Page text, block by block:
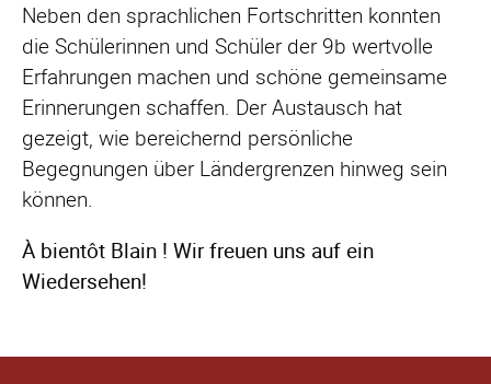
Neben den sprachlichen Fortschritten konnten
die Schülerinnen und Schüler der 9b wertvolle
Erfahrungen machen und schöne gemeinsame
Erinnerungen schaffen. Der Austausch hat
gezeigt, wie bereichernd persönliche
Begegnungen über Ländergrenzen hinweg sein
können.
À bientôt Blain ! Wir freuen uns auf ein
Wiedersehen!